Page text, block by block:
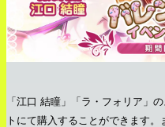
「江口 結瞳」「ラ・フォリア」
トにて購入することができます